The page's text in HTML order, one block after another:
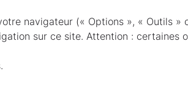
navigateur (« Options », « Outils »
sur ce site. Attention : certaines